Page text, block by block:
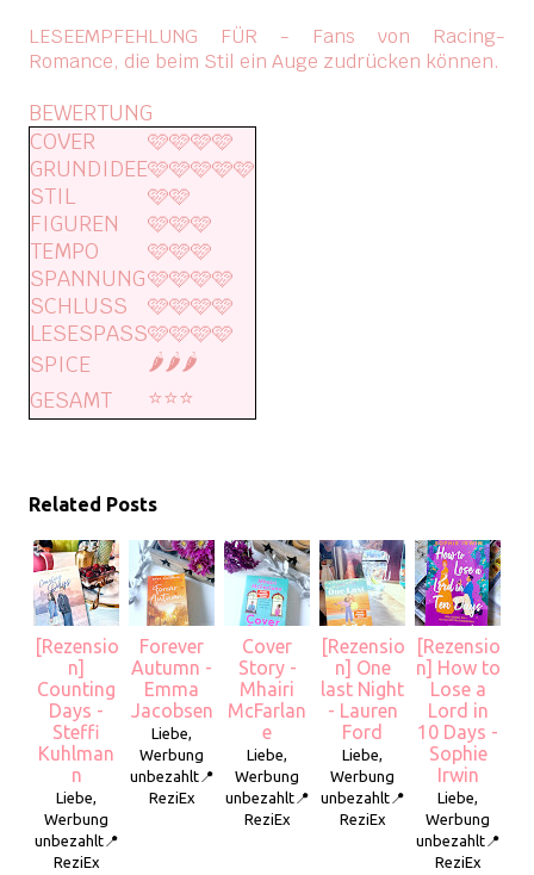
LESEEMPFEHLUNG FÜR - Fans von Racing-
Romance, die beim Stil ein Auge zudrücken können.
BEWERTUNG
COVER
🩷🩷🩷🩷
GRUNDIDEE🩷🩷🩷🩷🩷
STIL
🩷🩷
FIGUREN
🩷🩷🩷
TEMPO
🩷🩷🩷
SPANNUNG🩷🩷🩷🩷
SCHLUSS
🩷🩷🩷🩷
LESESPASS🩷🩷🩷🩷
SPICE
🌶️🌶️🌶️
GESAMT
⭐️⭐️⭐️
Related Posts
[Rezensio
n]
Counting
Days -
Steffi
Kuhlman
n
Liebe,
Werbung
unbezahlt📍
ReziEx
Forever
Autumn -
Emma
Jacobsen
Liebe,
Werbung
unbezahlt📍
ReziEx
Cover
Story -
Mhairi
McFarlan
e
Liebe,
Werbung
unbezahlt📍
ReziEx
[Rezensio
n] One
last Night
- Lauren
Ford
Liebe,
Werbung
unbezahlt📍
ReziEx
[Rezensio
n] How to
Lose a
Lord in
10 Days -
Sophie
Irwin
Liebe,
Werbung
unbezahlt📍
ReziEx